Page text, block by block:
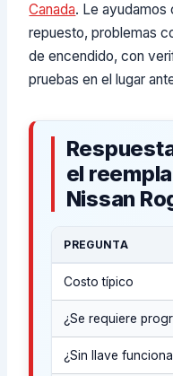
Canada. Le ayudamos
repuesto, problemas
de encendido, con
pruebas en el lugar
el
Nissan
PREGUNTA
Costo típico
¿Se requiere
¿Sin llave